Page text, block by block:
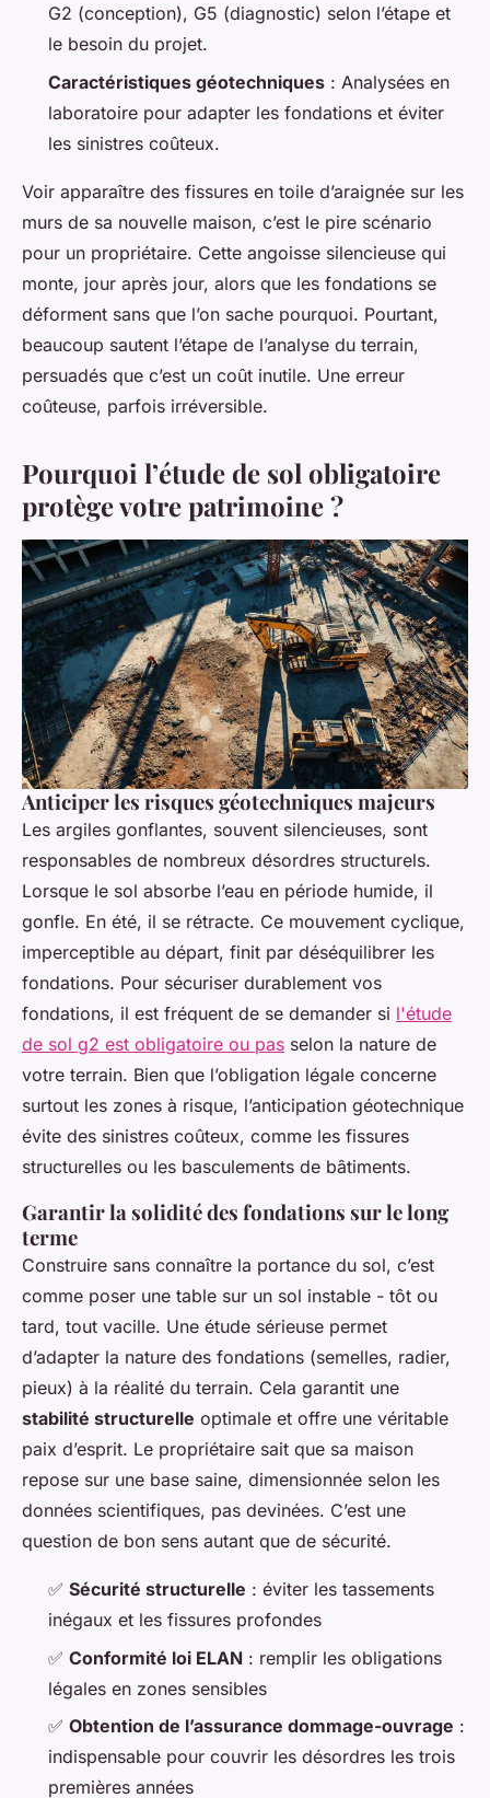
G2 (conception), G5 (diagnostic) selon l’étape et
le besoin du projet.
Caractéristiques géotechniques : Analysées en
laboratoire pour adapter les fondations et éviter
les sinistres coûteux.
Voir apparaître des fissures en toile d’araignée sur les
murs de sa nouvelle maison, c’est le pire scénario
pour un propriétaire. Cette angoisse silencieuse qui
monte, jour après jour, alors que les fondations se
déforment sans que l’on sache pourquoi. Pourtant,
beaucoup sautent l’étape de l’analyse du terrain,
persuadés que c’est un coût inutile. Une erreur
coûteuse, parfois irréversible.
Pourquoi l’étude de sol obligatoire
protège votre patrimoine ?
Anticiper les risques géotechniques majeurs
Les argiles gonflantes, souvent silencieuses, sont
responsables de nombreux désordres structurels.
Lorsque le sol absorbe l’eau en période humide, il
gonfle. En été, il se rétracte. Ce mouvement cyclique,
imperceptible au départ, finit par déséquilibrer les
fondations. Pour sécuriser durablement vos
fondations, il est fréquent de se demander si l'étude
de sol g2 est obligatoire ou pas selon la nature de
votre terrain. Bien que l’obligation légale concerne
surtout les zones à risque, l’anticipation géotechnique
évite des sinistres coûteux, comme les fissures
structurelles ou les basculements de bâtiments.
Garantir la solidité des fondations sur le long
terme
Construire sans connaître la portance du sol, c’est
comme poser une table sur un sol instable - tôt ou
tard, tout vacille. Une étude sérieuse permet
d’adapter la nature des fondations (semelles, radier,
pieux) à la réalité du terrain. Cela garantit une
stabilité structurelle optimale et offre une véritable
paix d’esprit. Le propriétaire sait que sa maison
repose sur une base saine, dimensionnée selon les
données scientifiques, pas devinées. C’est une
question de bon sens autant que de sécurité.
✅ Sécurité structurelle : éviter les tassements
inégaux et les fissures profondes
✅ Conformité loi ELAN : remplir les obligations
légales en zones sensibles
✅ Obtention de l’assurance dommage-ouvrage :
indispensable pour couvrir les désordres les trois
premières années